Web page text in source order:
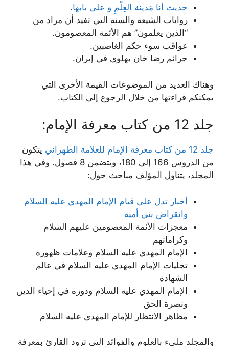
حديث أنا مَدینة العِلْمِ و على بابها.
روايات الشيعة والسنة التي تفيد أن مراد من
“الذین یعلمون” هم الأئمة المعصومون.
عواقب سوء حكم الغاصبين.
جرائم رضا خان بهلوي في إيران.
وهناك العديد من الموضوعات القيمة الأخرى التي
يمكنكم قراءتها من خلال الرجوع إلى الكتاب.
جلد 12 من كتاب معرفة الإمام:
جلد 12 من كتاب معرفة الإمام للعلامة الطهراني
يتكون
من الدروس 166 إلى 180، ويتضمن 8 فصول. وفي هذا
المجلد، يتناول المؤلف مباحث حول:
أخبار تدل على قيام الإمام المهدي عليه السلام
وانقراض بني أمية
معجزات الأئمة المعصومين عليهم السلام
وكراماتهم
الإمام المهدي عليه السلام وعلامات ظهوره
تجليات الإمام المهدي عليه السلام في عالم
الشهادة
الإمام المهدي عليه السلام ودوره في إحياء الدين
ونصرة الحق
مظاهر الانتظار للإمام المهدي عليه السلام
والمجلد مليء بالعلوم والفوائد التي تزود القارئ بمعرفة